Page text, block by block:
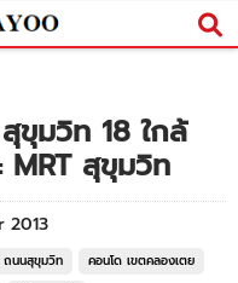
ขุมวิท 18 ใกล้
MRT สุขุมวิท
2013
ถนนสุขุมวิท
คอนโด เขตคลองเตย